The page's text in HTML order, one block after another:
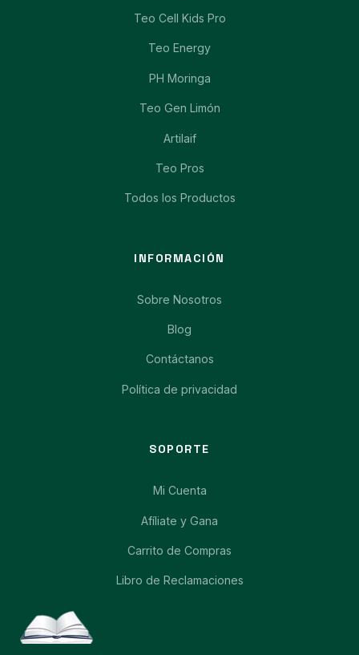
Teo Cell Kids Pro
Teo Energy
PH Moringa
Teo Gen Limón
Artilaif
Teo Pros
Todos los Productos
INFORMACIÓN
Sobre Nosotros
Blog
Contáctanos
Política de privacidad
SOPORTE
Mi Cuenta
Afíliate y Gana
Carrito de Compras
Libro de Reclamaciones